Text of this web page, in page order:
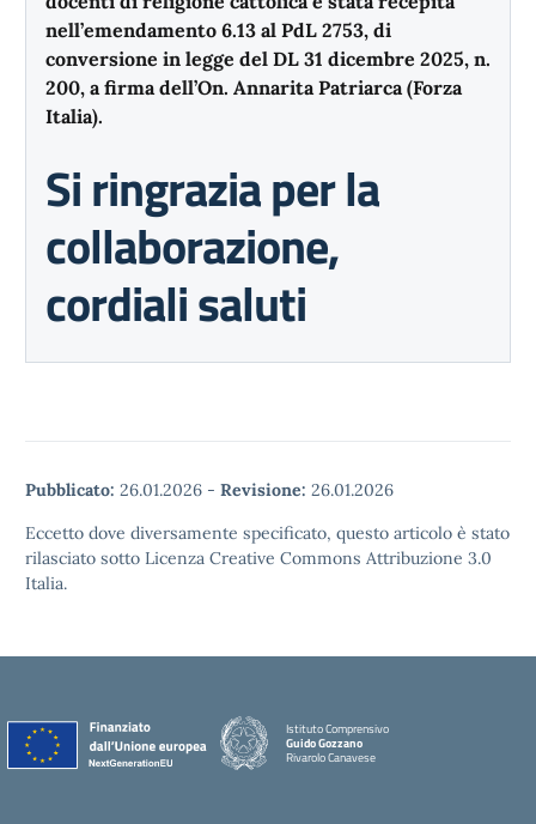
nell’emendamento 6.13 al PdL 2753, di
conversione in legge del DL 31 dicembre 2025, n.
200, a firma dell’On. Annarita Patriarca (Forza
Italia).
Si ringrazia per la
collaborazione,
cordiali saluti
Pubblicato: 26.01.2026 - Revisione: 26.01.2026
Eccetto dove diversamente specificato, questo articolo è stato
rilasciato sotto Licenza Creative Commons Attribuzione 3.0
Italia.
Istituto Comprensivo
Guido Gozzano
Rivarolo Canavese